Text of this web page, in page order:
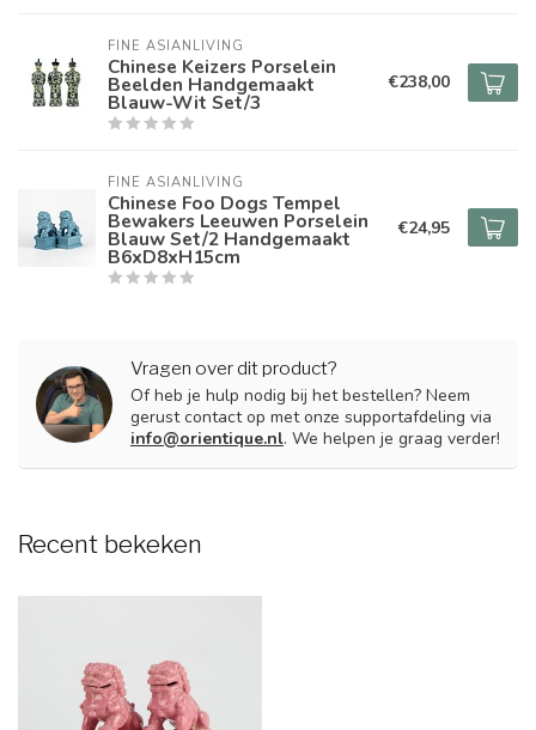
FINE ASIANLIVING
Chinese Keizers Porselein
Beelden Handgemaakt
Blauw-Wit Set/3
€238,00
FINE ASIANLIVING
Chinese Foo Dogs Tempel
Bewakers Leeuwen Porselein
Blauw Set/2 Handgemaakt
B6xD8xH15cm
€24,95
Vragen over dit product?
Of heb je hulp nodig bij het bestellen? Neem
gerust contact op met onze supportafdeling via
info@orientique.nl. We helpen je graag verder!
Recent bekeken